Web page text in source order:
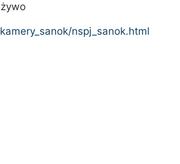
nspj_sanok.html